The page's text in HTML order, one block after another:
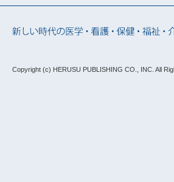
Copyright (c) HERUSU PUBLISHING CO., INC. All